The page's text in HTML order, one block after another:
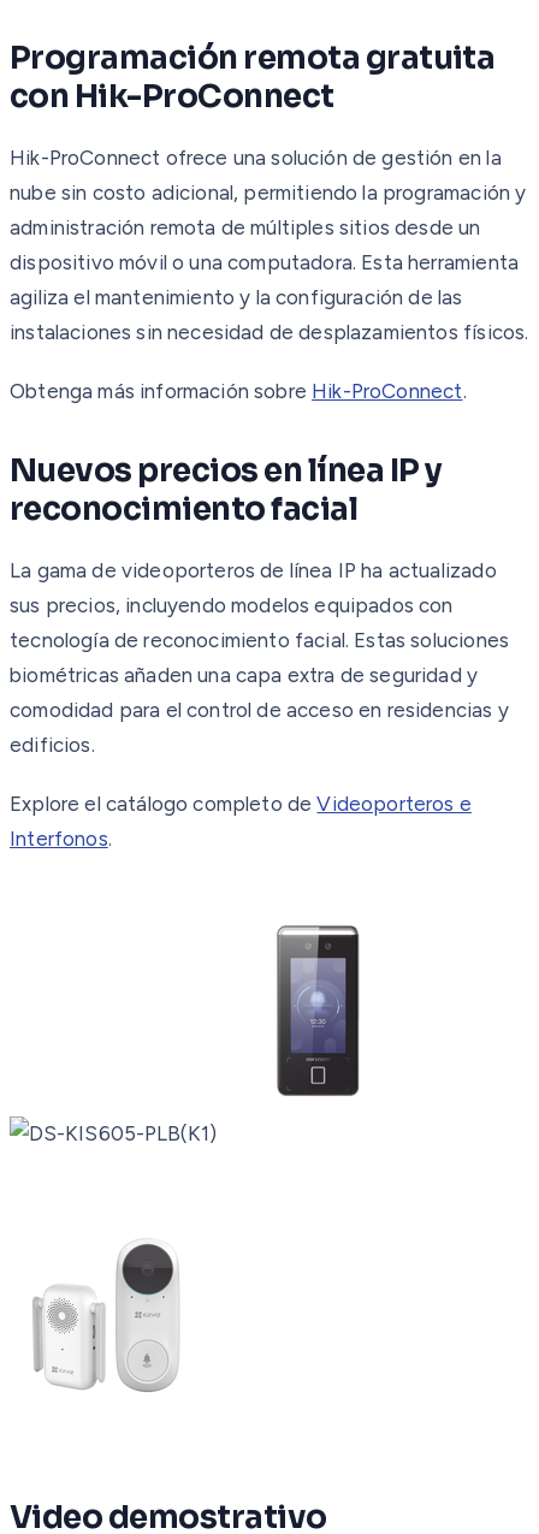
Programación remota gratuita
con Hik-ProConnect
Hik-ProConnect ofrece una solución de gestión en la
nube sin costo adicional, permitiendo la programación y
administración remota de múltiples sitios desde un
dispositivo móvil o una computadora. Esta herramienta
agiliza el mantenimiento y la configuración de las
instalaciones sin necesidad de desplazamientos físicos.
Obtenga más información sobre Hik-ProConnect.
Nuevos precios en línea IP y
reconocimiento facial
La gama de videoporteros de línea IP ha actualizado
sus precios, incluyendo modelos equipados con
tecnología de reconocimiento facial. Estas soluciones
biométricas añaden una capa extra de seguridad y
comodidad para el control de acceso en residencias y
edificios.
Explore el catálogo completo deVideoporteros e
Interfonos.
Video demostrativo